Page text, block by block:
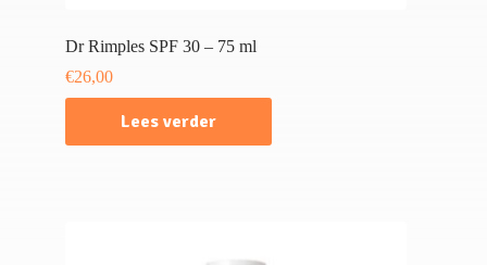
Dr Rimples SPF 30 – 75 ml
€26,00
Lees verder